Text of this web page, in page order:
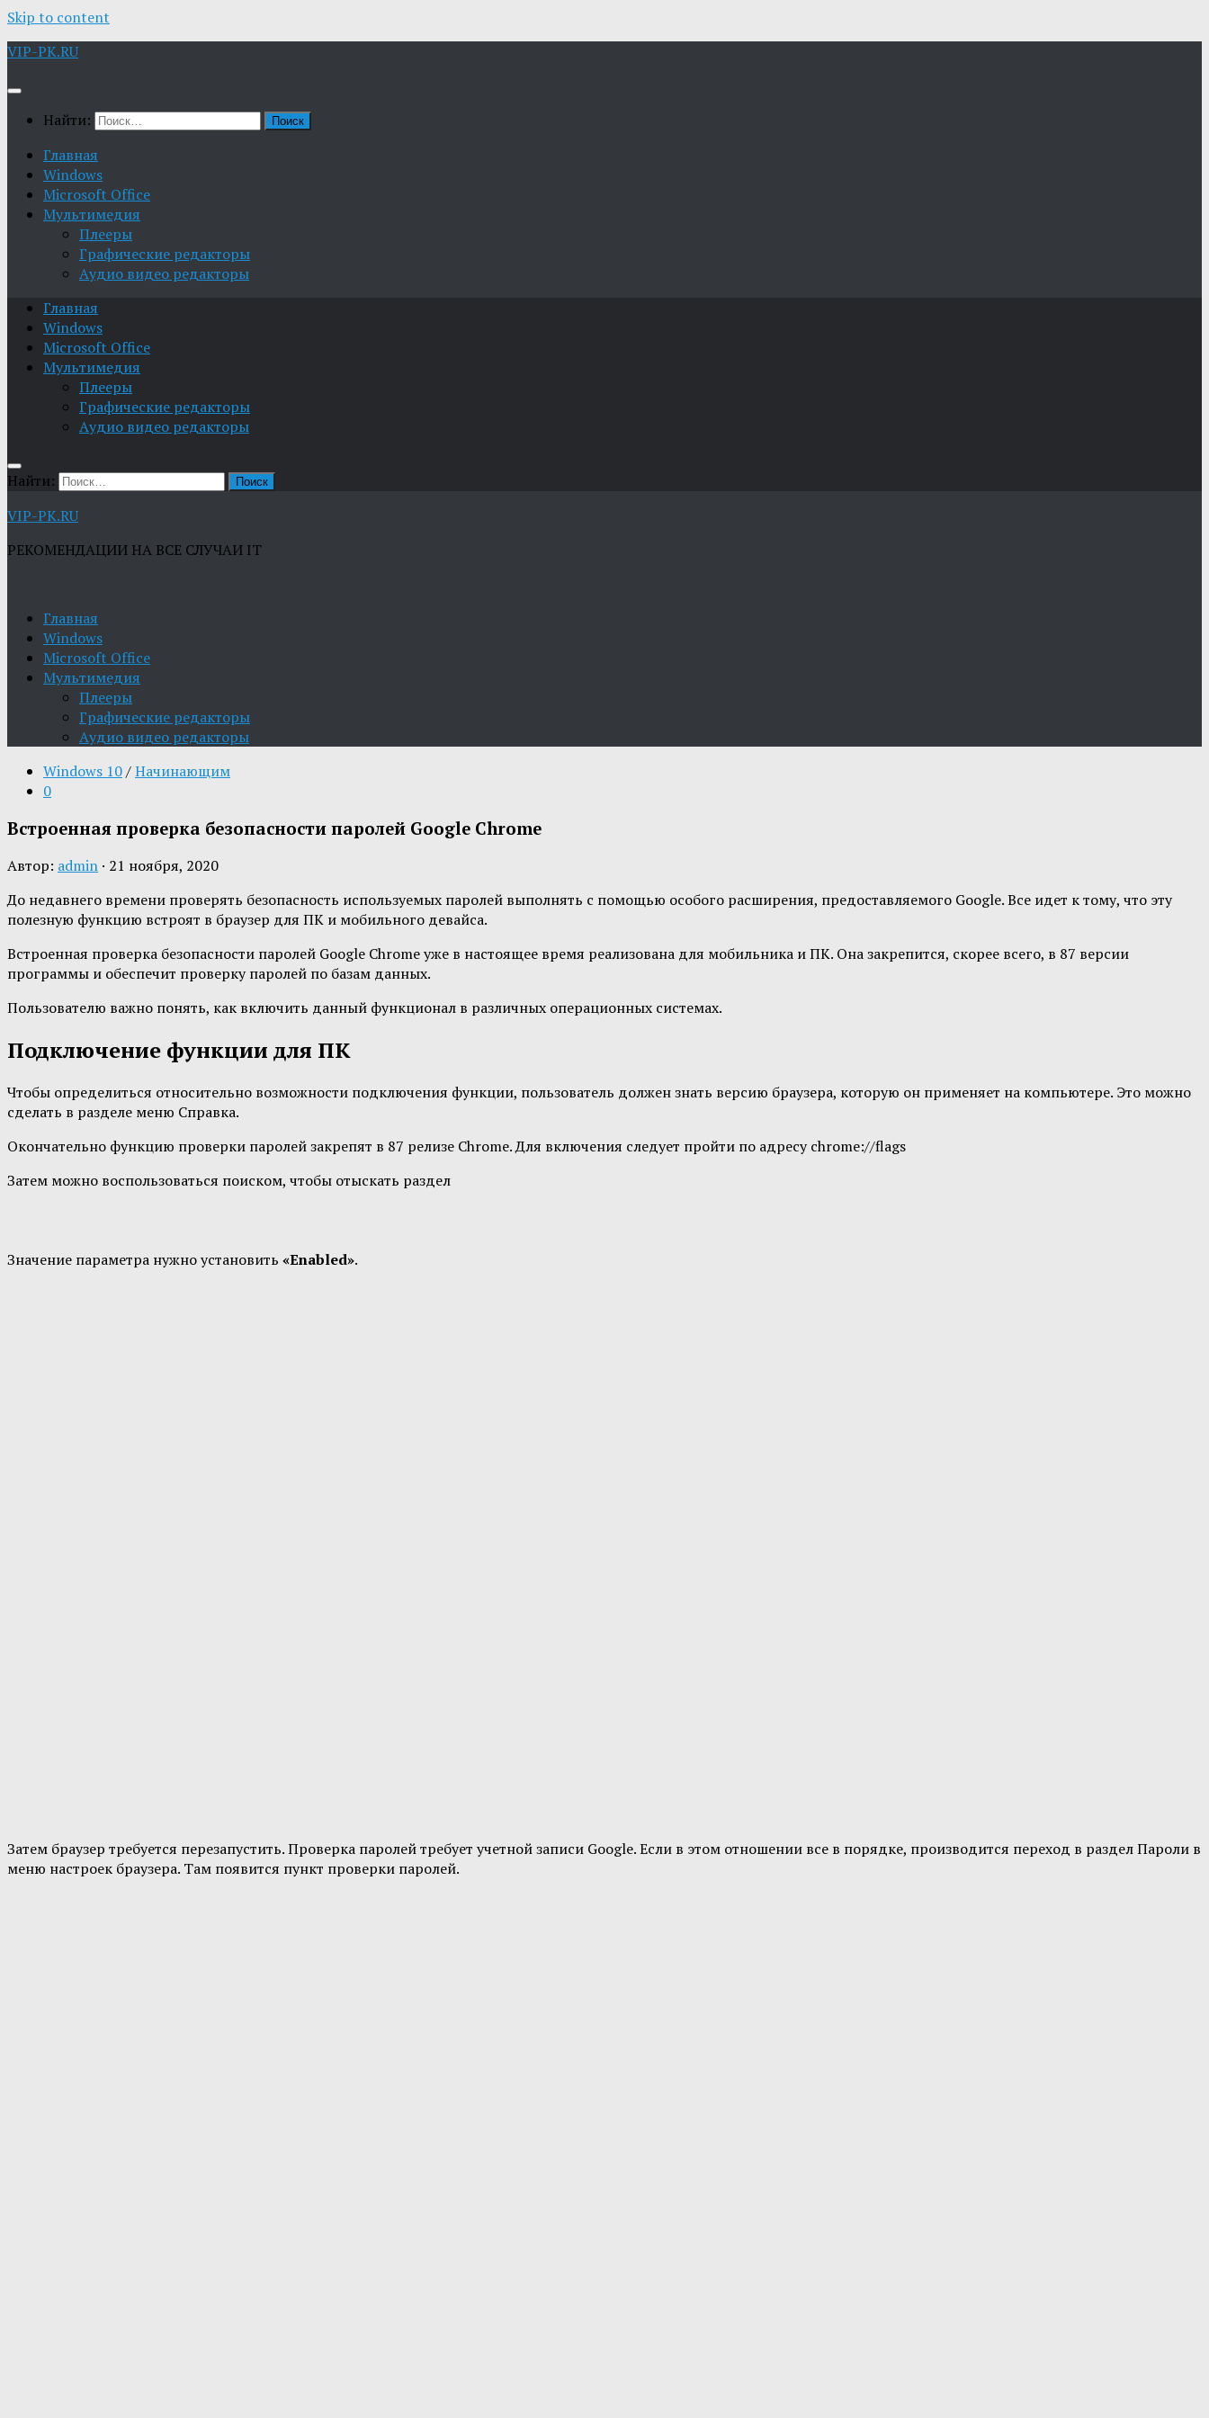
Skip to content
VIP-PK.RU
Найти:
Главная
Windows
Microsoft Office
Мультимедия
Плееры
Графические редакторы
Aудио видео редакторы
Главная
Windows
Microsoft Office
Мультимедия
Плееры
Графические редакторы
Aудио видео редакторы
Найти:
VIP-PK.RU
РЕКОМЕНДАЦИИ НА ВСЕ СЛУЧАИ IT
Главная
Windows
Microsoft Office
Мультимедия
Плееры
Графические редакторы
Aудио видео редакторы
Windows 10/Начинающим
0
Встроенная проверка безопасности паролей Google Chrome
Автор: admin · 21 ноября, 2020
До недавнего времени проверять безопасность используемых паролей выполнять с помощью особого расширения, предоставляемого Google. Все идет к тому, что эту
полезную функцию встроят в браузер для ПК и мобильного девайса.
Встроенная проверка безопасности паролей Google Chrome уже в настоящее время реализована для мобильника и ПК. Она закрепится, скорее всего, в 87 версии
программы и обеспечит проверку паролей по базам данных.
Пользователю важно понять, как включить данный функционал в различных операционных системах.
Подключение функции для ПК
Чтобы определиться относительно возможности подключения функции, пользователь должен знать версию браузера, которую он применяет на компьютере. Это можно
сделать в разделе меню Справка.
Окончательно функцию проверки паролей закрепят в 87 релизе Chrome. Для включения следует пройти по адресу chrome://flags
Затем можно воспользоваться поиском, чтобы отыскать раздел
Значение параметра нужно установить «Enabled».
Затем браузер требуется перезапустить. Проверка паролей требует учетной записи Google. Если в этом отношении все в порядке, производится переход в раздел Пароли в
меню настроек браузера. Там появится пункт проверки паролей.